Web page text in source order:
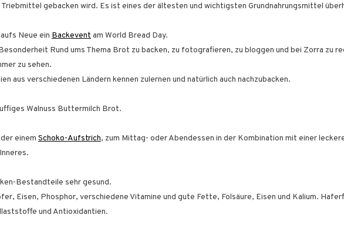
gebacken wird. Es ist eines der ältesten und wichtigsten Grundnahrungsmittel
Neue ein Backevent am World Bread Day.
Rund ums Thema Brot zu backen, zu fotografieren, zu bloggen und bei Zorra zu
zu sehen.
verschiedenen Ländern kennen zulernen und natürlich auch nachzubacken.
Walnuss Buttermilch Brot.
einem Schoko-Aufstrich, zum Mittag- oder Abendessen in der Kombination mit einer
Bestandteile sehr gesund.
Eisen, Phosphor, verschiedene Vitamine und gute Fette, Folsäure, Eisen und Kalium.
und Antioxidantien.